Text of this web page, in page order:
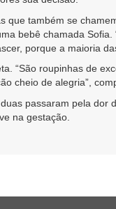
também se
bebê chamada
porque a maioria
“São roupinhas de
cheio de alegria”,
passaram pela dor
na gestação.